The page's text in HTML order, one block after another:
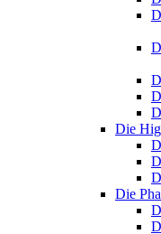
Die
Die